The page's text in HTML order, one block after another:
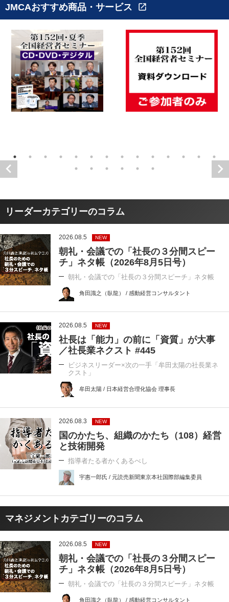
JMCAおすすめ商品・サービス open_in_new
リーダーカテゴリーのコラム
2026.08.5 NEW
朝礼・会議での「社長の３分間スピー
チ」ネタ帳（2026年8月5日号）
朝礼・会議での「社長の３分間スピーチ」ネタ帳
角田識之（臥龍） / 感動経営コンサルタント
2026.08.5 NEW
社長は「能力」の前に「資質」が大事
／社長業ネクスト #445
ビジネスリーダー×次の一手「牟田太陽の社長業ネ
クスト」
牟田太陽 / 日本経営合理化協会 理事長
2026.08.3 NEW
国のかたち、組織のかたち（108）経営
と技術開発
指導者たる者かくあるべし
宇惠一郎氏 / 元読売新聞東京本社国際部編集委員
マネジメントカテゴリーのコラム
2026.08.5 NEW
朝礼・会議での「社長の３分間スピー
チ」ネタ帳（2026年8月5日号）
朝礼・会議での「社長の３分間スピーチ」ネタ帳
角田識之（臥龍） / 感動経営コンサルタント